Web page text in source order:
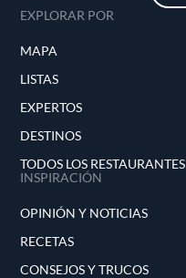
EXPLORAR POR
MAPA
LISTAS
EXPERTOS
DESTINOS
TODOS LOS RESTAURANTES
INSPIRACIÓN
OPINIÓN Y NOTICIAS
RECETAS
CONSEJOS Y TRUCOS